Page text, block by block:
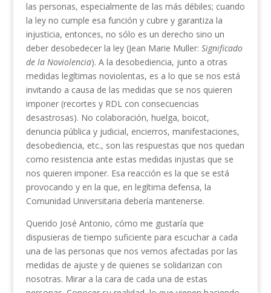
las personas, especialmente de las más débiles; cuando
la ley no cumple esa función y cubre y garantiza la
injusticia, entonces, no sólo es un derecho sino un
deber desobedecer la ley (Jean Marie Muller: Significado
de la Noviolencia). A la desobediencia, junto a otras
medidas legítimas noviolentas, es a lo que se nos está
invitando a causa de las medidas que se nos quieren
imponer (recortes y RDL con consecuencias
desastrosas). No colaboración, huelga, boicot,
denuncia pública y judicial, encierros, manifestaciones,
desobediencia, etc., son las respuestas que nos quedan
como resistencia ante estas medidas injustas que se
nos quieren imponer. Esa reacción es la que se está
provocando y en la que, en legítima defensa, la
Comunidad Universitaria debería mantenerse.
Querido José Antonio, cómo me gustaría que
dispusieras de tiempo suficiente para escuchar a cada
una de las personas que nos vemos afectadas por las
medidas de ajuste y de quienes se solidarizan con
nosotras. Mirar a la cara de cada una de estas